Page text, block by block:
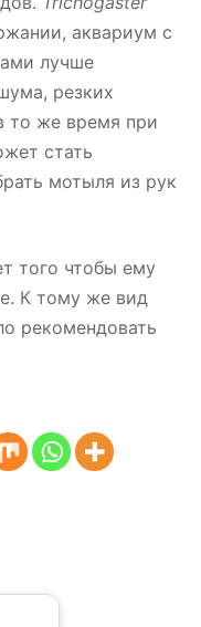
аквариум с
лучше
резких
то же время при
стать
мотыля из рук
того чтобы ему
К тому же вид
рекомендовать